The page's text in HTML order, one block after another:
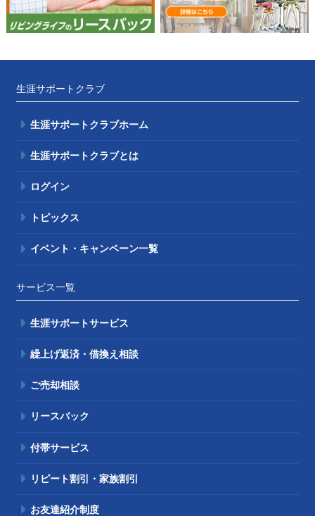
生涯サポートクラブ
生涯サポートクラブホーム
生涯サポートクラブとは
ログイン
トピックス
イベント・キャンペーン一覧
サービス一覧
生涯サポートサービス
繰上げ返済・借換え相談
ご売却相談
リースバック
付帯サービス
リピート割引・家族割引
お友達紹介制度